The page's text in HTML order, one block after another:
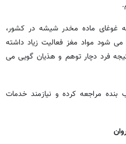
به غوغای ماده مخدر شیشه در کشور،
شود مواد مغز فعالیت زیاد داشته
فرد دچار توهم و هذیان گویی می
بنده مراجعه کرده و نیازمند خدمات